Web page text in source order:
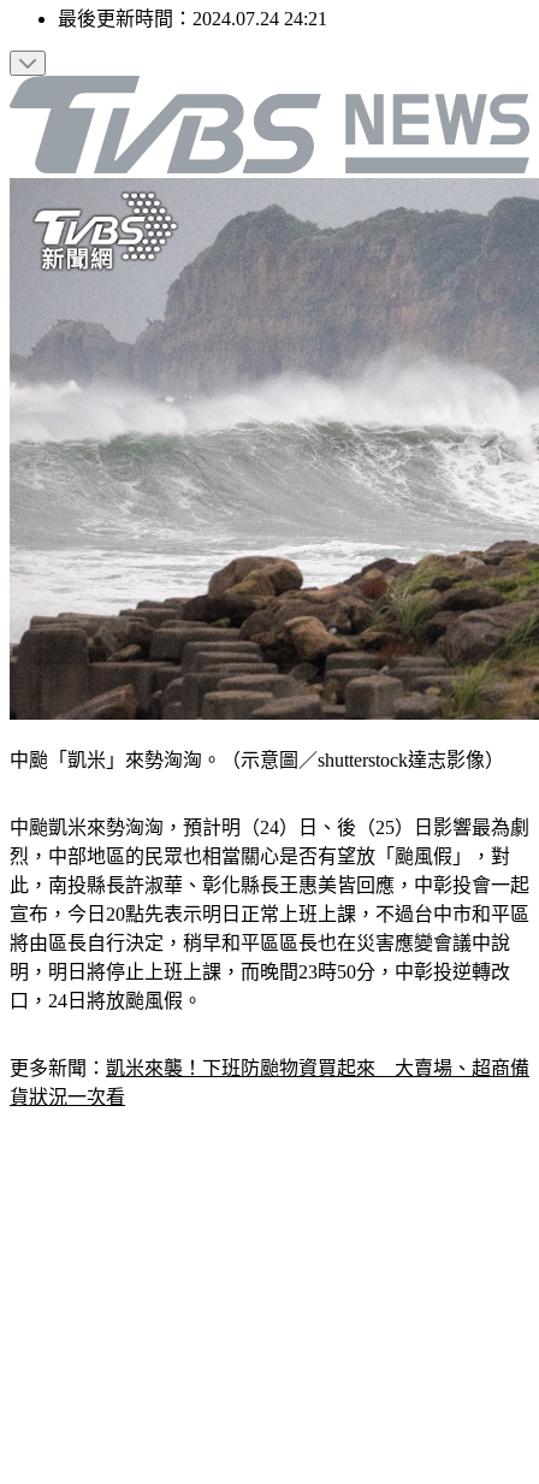
最後更新時間： 2024.07.24 24:21
中颱「凱米」來勢洶洶。（示意圖／shutterstock達志影像）
中颱凱米來勢洶洶，預計明（24）日、後（25）日影響最為劇
烈，中部地區的民眾也相當關心是否有望放「颱風假」，對
此，南投縣長許淑華、彰化縣長王惠美皆回應，中彰投會一起
宣布，今日20點先表示明日正常上班上課，不過台中市和平區
將由區長自行決定，稍早和平區區長也在災害應變會議中說
明，明日將停止上班上課，而晚間23時50分，中彰投逆轉改
口，24日將放颱風假。
更多新聞： 凱米來襲！下班防颱物資買起來　大賣場、超商備
貨狀況一次看